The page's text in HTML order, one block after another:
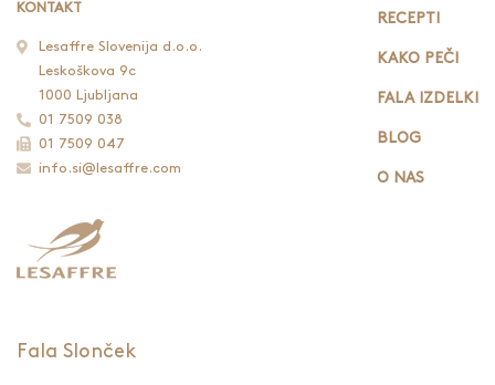
KONTAKT
Lesaffre Slovenija d.o.o.
Leskoškova 9c
1000 Ljubljana
01 7509 038
01 7509 047
info.si@lesaffre.com
RECEPTI
KAKO PEČI
FALA IZDELKI
BLOG
O NAS
Fala Slonček